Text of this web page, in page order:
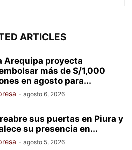
ARTICLES
Arequipa proyecta
más de S/1,000
en agosto para...
- agosto 6, 2026
sus puertas en Piura y
su presencia en...
- agosto 5, 2026